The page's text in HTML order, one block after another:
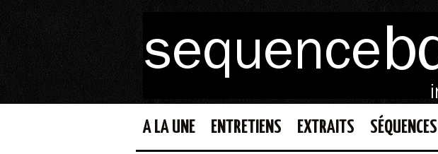
A LA UNE ENTRETIENS EXTRAITS SÉQUENCES